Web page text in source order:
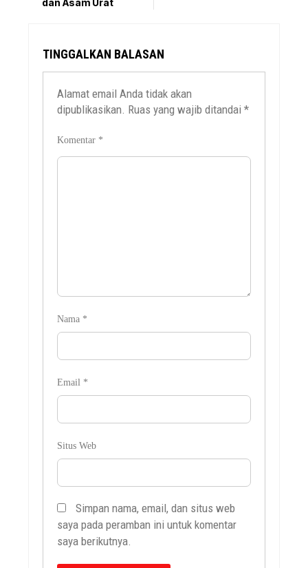
TINGGALKAN BALASAN
Alamat email Anda tidak akan
dipublikasikan. Ruas yang wajib ditandai*
Komentar *
Nama *
Email *
Situs Web
Simpan nama, email, dan situs web
saya pada peramban ini untuk komentar
saya berikutnya.